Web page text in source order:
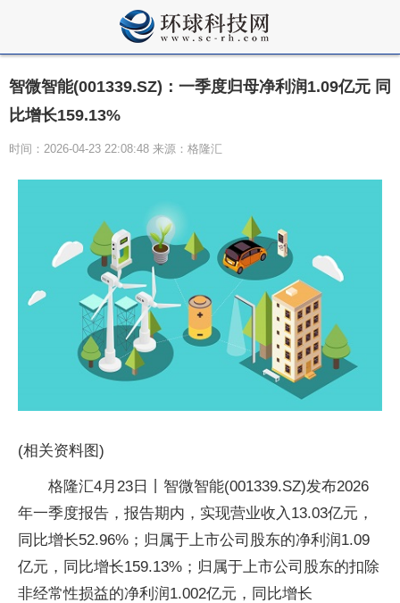
智微智能(001339.SZ)：一季度归母净利润1.09亿元 同
比增长159.13%
时间：2026-04-23 22:08:48 来源：格隆汇
(相关资料图)
格隆汇4月23日丨智微智能(001339.SZ)发布2026
年一季度报告，报告期内，实现营业收入13.03亿元，
同比增长52.96%；归属于上市公司股东的净利润1.09
亿元，同比增长159.13%；归属于上市公司股东的扣除
非经常性损益的净利润1.002亿元，同比增长